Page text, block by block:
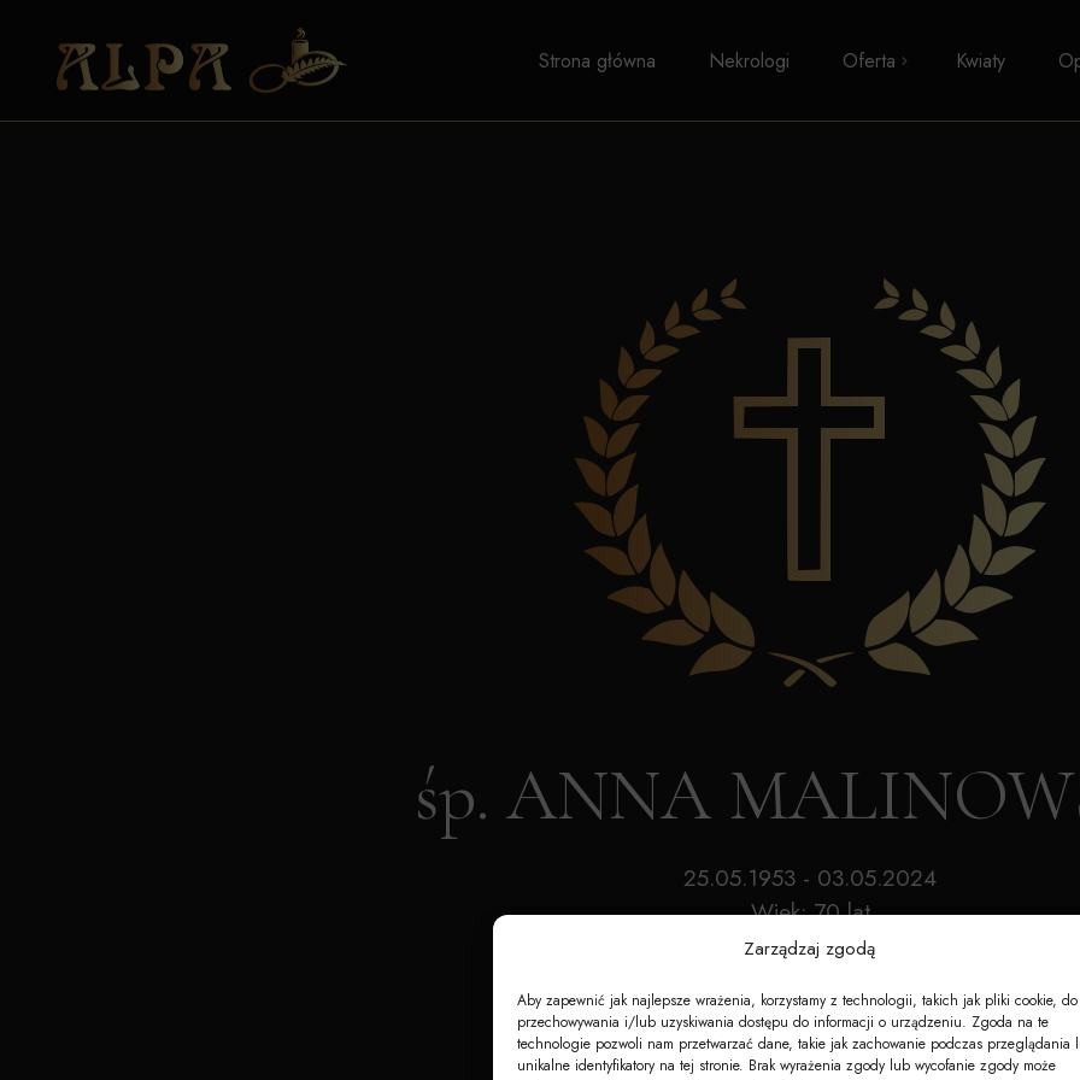
Zarządzaj zgodą
Aby zapewnić jak najlepsze wrażenia, korzystamy z technologii, takich jak pliki cookie, do
przechowywania i/lub uzyskiwania dostępu do informacji o urządzeniu. Zgoda na te
technologie pozwoli nam przetwarzać dane, takie jak zachowanie podczas przeglądania
unikalne identyfikatory na tej stronie. Brak wyrażenia zgody lub wycofanie zgody może
Strona główna Nekrologi Oferta
Pogrzeby wyznaniowe
e-Nekrologi
Kwiaty
śp. ANNA
25.05.1953 - 03.05.2024
Wiek: 70 lat